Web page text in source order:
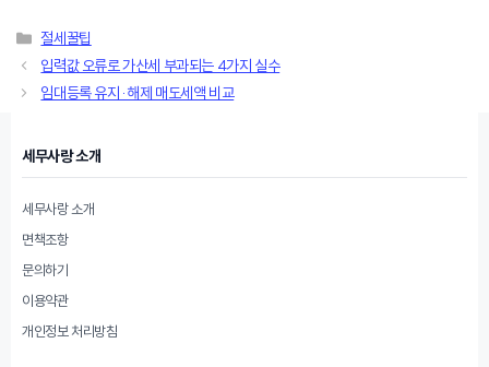
카
테
고
리
절세꿀팁
입력값 오류로 가산세 부과되는 4가지 실수
임대등록 유지·해제 매도세액 비교
세무사랑 소개
세무사랑 소개
면책조항
문의하기
이용약관
개인정보 처리방침